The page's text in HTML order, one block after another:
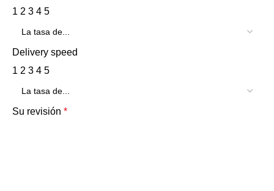
1 2 3 4 5
Delivery speed
1 2 3 4 5
Su revisión *